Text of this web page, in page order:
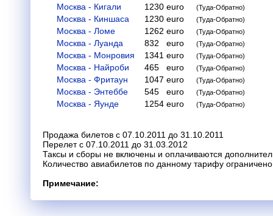
Москва - Кигали 1230 euro (Туда-Обратно)
Москва - Киншаса 1230 euro (Туда-Обратно)
Москва - Ломе 1262 euro (Туда-Обратно)
Москва - Луанда 832 euro (Туда-Обратно)
Москва - Монровия 1341 euro (Туда-Обратно)
Москва - Найроби 465 euro (Туда-Обратно)
Москва - Фритаун 1047 euro (Туда-Обратно)
Москва - Энтеббе 545 euro (Туда-Обратно)
Москва - Яунде 1254 euro (Туда-Обратно)
Продажа билетов с 07.10.2011 до 31.10.2011
Перелет с 07.10.2011 до 31.03.2012
Таксы и сборы не включены и оплачиваются
Количество авиабилетов по данному тарифу
Примечание: